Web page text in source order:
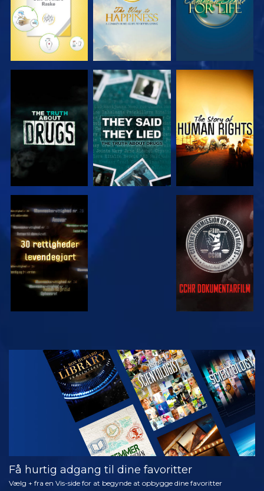
SE SE
SE SE
SE
UDFORSK
SERIEN
Få hurtig adgang til dine favoritter
Vælg + fra en Vis-side for at begynde at opbygge dine favoritter